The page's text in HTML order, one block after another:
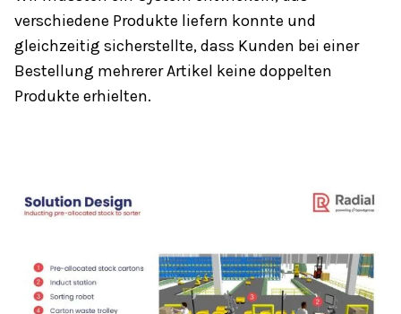
verschiedene Produkte liefern konnte und
gleichzeitig sicherstellte, dass Kunden bei einer
Bestellung mehrerer Artikel keine doppelten
Produkte erhielten.